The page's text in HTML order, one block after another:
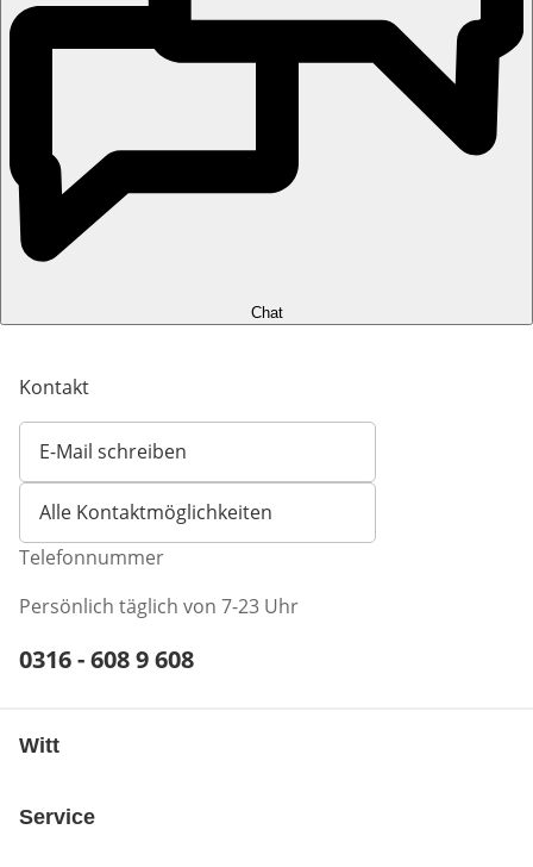
Chat
Kontakt
E-Mail schreiben
Öffnet E-Mail-Client
Alle Kontaktmöglichkeiten
Telefonnummer
Persönlich täglich von 7-23 Uhr
Telefonnummer:
0316 - 608 9 608
Witt
Service